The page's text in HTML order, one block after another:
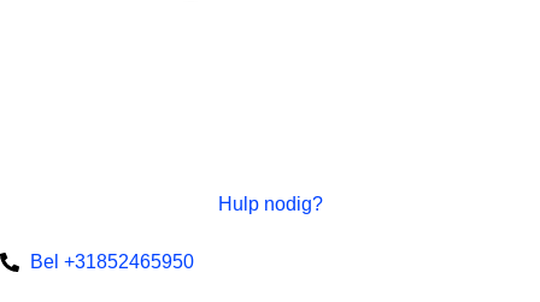
Hulp nodig?
Bel +31852465950